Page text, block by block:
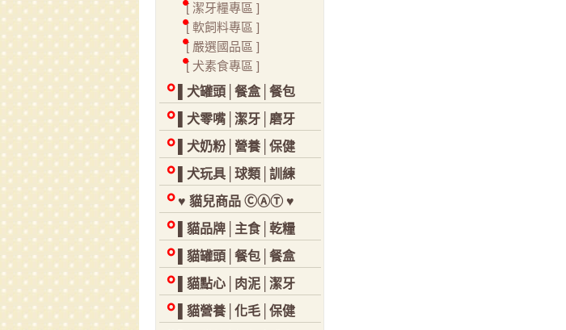
[ 潔牙糧專區 ]
[ 軟飼料專區 ]
[ 嚴選國品區 ]
[ 犬素食專區 ]
▌犬罐頭│餐盒│餐包
▌犬零嘴│潔牙│磨牙
▌犬奶粉│營養│保健
▌犬玩具│球類│訓練
♥ 貓兒商品 ⒸⒶⓉ ♥
▌貓品牌│主食│乾糧
▌貓罐頭│餐包│餐盒
▌貓點心│肉泥│潔牙
▌貓營養│化毛│保健